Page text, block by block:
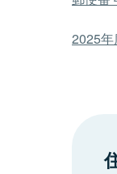
2025